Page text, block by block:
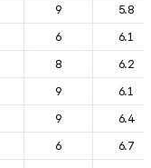
9
5.8
6
6.1
8
6.2
9
6.1
9
6.4
6
6.7